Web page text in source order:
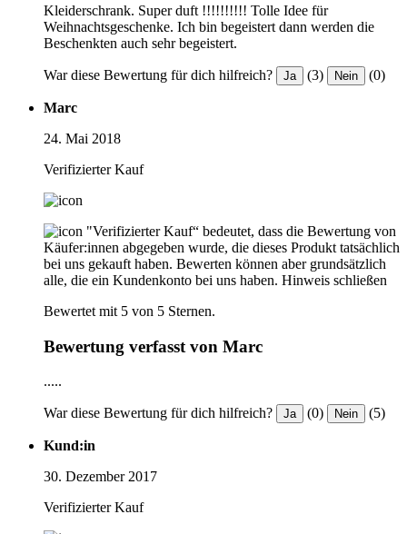
Kleiderschrank. Super duft !!!!!!!!!! Tolle Idee für
Weihnachtsgeschenke. Ich bin begeistert dann werden die
Beschenkten auch sehr begeistert.
War diese Bewertung für dich hilfreich? Ja (3) Nein (0)
Marc
24. Mai 2018
Verifizierter Kauf
"Verifizierter Kauf“ bedeutet, dass die Bewertung von
Käufer:innen abgegeben wurde, die dieses Produkt tatsächlich
bei uns gekauft haben. Bewerten können aber grundsätzlich
alle, die ein Kundenkonto bei uns haben. Hinweis schließen
Bewertet mit 5 von 5 Sternen.
Bewertung verfasst von Marc
.....
War diese Bewertung für dich hilfreich? Ja (0) Nein (5)
Kund:in
30. Dezember 2017
Verifizierter Kauf